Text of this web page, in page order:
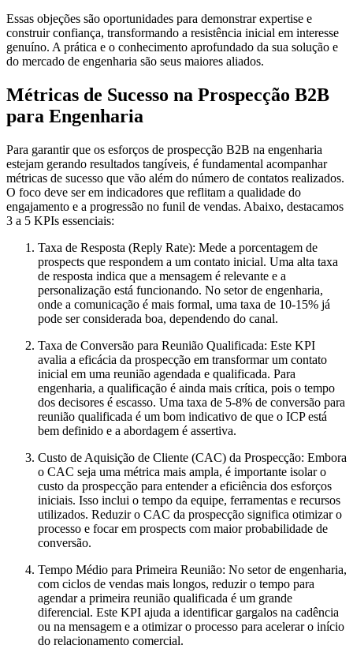
Essas objeções são oportunidades para demonstrar expertise e
construir confiança, transformando a resistência inicial em interesse
genuíno. A prática e o conhecimento aprofundado da sua solução e
do mercado de engenharia são seus maiores aliados.
Métricas de Sucesso na Prospecção B2B
para Engenharia
Para garantir que os esforços de prospecção B2B na engenharia
estejam gerando resultados tangíveis, é fundamental acompanhar
métricas de sucesso que vão além do número de contatos realizados.
O foco deve ser em indicadores que reflitam a qualidade do
engajamento e a progressão no funil de vendas. Abaixo, destacamos
3 a 5 KPIs essenciais:
Taxa de Resposta (Reply Rate): Mede a porcentagem de
prospects que respondem a um contato inicial. Uma alta taxa
de resposta indica que a mensagem é relevante e a
personalização está funcionando. No setor de engenharia,
onde a comunicação é mais formal, uma taxa de 10-15% já
pode ser considerada boa, dependendo do canal.
Taxa de Conversão para Reunião Qualificada: Este KPI
avalia a eficácia da prospecção em transformar um contato
inicial em uma reunião agendada e qualificada. Para
engenharia, a qualificação é ainda mais crítica, pois o tempo
dos decisores é escasso. Uma taxa de 5-8% de conversão para
reunião qualificada é um bom indicativo de que o ICP está
bem definido e a abordagem é assertiva.
Custo de Aquisição de Cliente (CAC) da Prospecção: Embora
o CAC seja uma métrica mais ampla, é importante isolar o
custo da prospecção para entender a eficiência dos esforços
iniciais. Isso inclui o tempo da equipe, ferramentas e recursos
utilizados. Reduzir o CAC da prospecção significa otimizar o
processo e focar em prospects com maior probabilidade de
conversão.
Tempo Médio para Primeira Reunião: No setor de engenharia,
com ciclos de vendas mais longos, reduzir o tempo para
agendar a primeira reunião qualificada é um grande
diferencial. Este KPI ajuda a identificar gargalos na cadência
ou na mensagem e a otimizar o processo para acelerar o início
do relacionamento comercial.